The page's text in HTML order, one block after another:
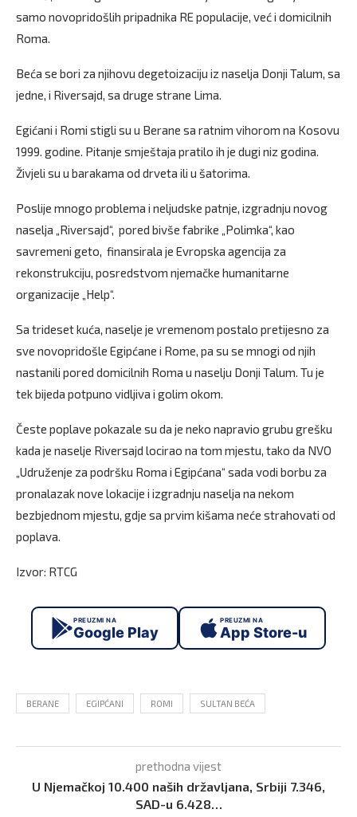
samo novopridošlih pripadnika RE populacije, već i domicilnih
Roma.
Beća se bori za njihovu degetoizaciju iz naselja Donji Talum, sa
jedne, i Riversajd, sa druge strane Lima.
Egićani i Romi stigli su u Berane sa ratnim vihorom na Kosovu
1999. godine. Pitanje smještaja pratilo ih je dugi niz godina.
Živjeli su u barakama od drveta ili u šatorima.
Poslije mnogo problema i neljudske patnje, izgradnju novog
naselja „Riversajd“, pored bivše fabrike „Polimka“, kao
savremeni geto, finansirala je Evropska agencija za
rekonstrukciju, posredstvom njemačke humanitarne
organizacije „Help“.
Sa trideset kuća, naselje je vremenom postalo pretijesno za
sve novopridošle Egipćane i Rome, pa su se mnogi od njih
nastanili pored domicilnih Roma u naselju Donji Talum. Tu je
tek bijeda potpuno vidljiva i golim okom.
Česte poplave pokazale su da je neko napravio grubu grešku
kada je naselje Riversajd locirao na tom mjestu, tako da NVO
„Udruženje za podršku Roma i Egipćana“ sada vodi borbu za
pronalazak nove lokacije i izgradnju naselja na nekom
bezbjednom mjestu, gdje sa prvim kišama neće strahovati od
poplava.
Izvor: RTCG
PREUZMI NA
Google Play
PREUZMI NA
App Store-u
BERANE EGIPĆANI ROMI SULTAN BEĆA
prethodna vijest
U Njemačkoj 10.400 naših državljana, Srbiji 7.346,
SAD-u 6.428…